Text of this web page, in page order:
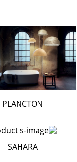
PLANCTON
SAHARA